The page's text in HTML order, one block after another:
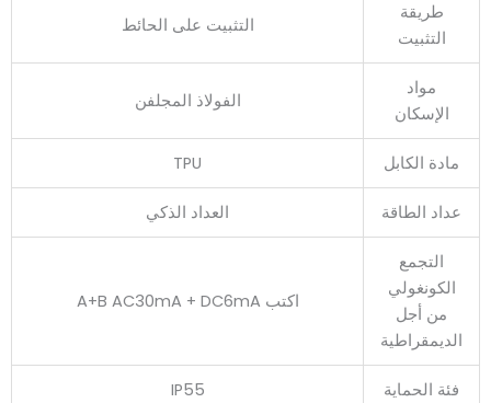
طريقة
التثبيت
التثبيت على الحائط
مواد
الإسكان
الفولاذ المجلفن
مادة الكابل TPU
عداد الطاقة العداد الذكي
التجمع
الكونغولي
من أجل
الديمقراطية
اكتب A+B AC30mA + DC6mA
فئة الحماية IP55